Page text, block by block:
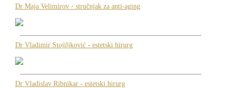
Dr Maja Velimirov - stručnjak za anti-aging
Dr Vladimir Stojiljković - estetski hirurg
Dr Vladislav Ribnikar - estetski hirurg